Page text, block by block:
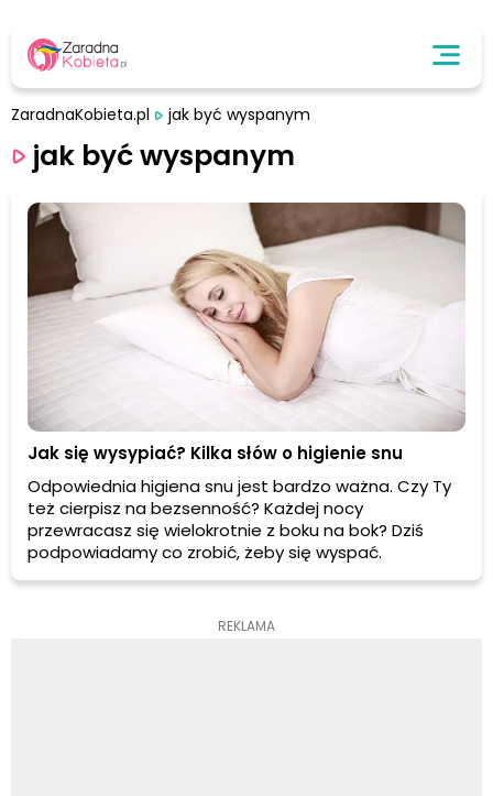
ZaradnaKobieta.pl jak być wyspanym
jak być wyspanym
Jak się wysypiać? Kilka słów o higienie snu
Odpowiednia higiena snu jest bardzo ważna. Czy Ty
też cierpisz na bezsenność? Każdej nocy
przewracasz się wielokrotnie z boku na bok? Dziś
podpowiadamy co zrobić, żeby się wyspać.
REKLAMA